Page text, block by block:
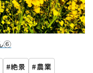
⑥
絶景 農業